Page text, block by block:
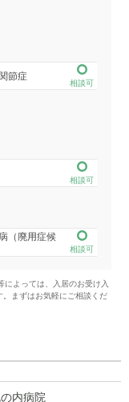
節症
相談可
相談可
（廃用症候
相談可
よっては、入居のお受け入
まずはお気軽にご相談くだ
内病院